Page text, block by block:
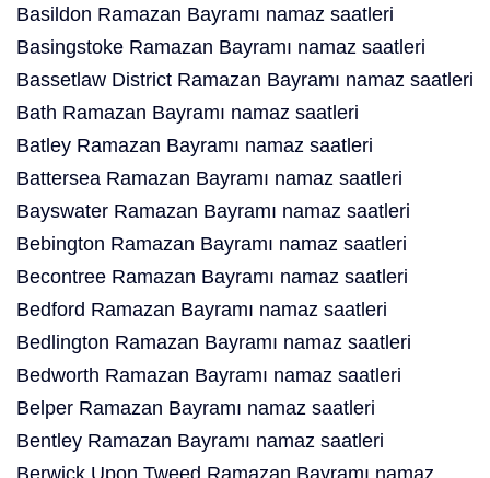
Basildon Ramazan Bayramı namaz saatleri
Basingstoke Ramazan Bayramı namaz saatleri
Bassetlaw District Ramazan Bayramı namaz saatleri
Bath Ramazan Bayramı namaz saatleri
Batley Ramazan Bayramı namaz saatleri
Battersea Ramazan Bayramı namaz saatleri
Bayswater Ramazan Bayramı namaz saatleri
Bebington Ramazan Bayramı namaz saatleri
Becontree Ramazan Bayramı namaz saatleri
Bedford Ramazan Bayramı namaz saatleri
Bedlington Ramazan Bayramı namaz saatleri
Bedworth Ramazan Bayramı namaz saatleri
Belper Ramazan Bayramı namaz saatleri
Bentley Ramazan Bayramı namaz saatleri
Berwick Upon Tweed Ramazan Bayramı namaz